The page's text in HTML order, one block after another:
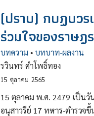
(ปราบ) กบฏบว
ร่วมใจของราษ
บทความ • บทบาท-ผลงาน
รวินทร์ คำโพธิ์ทอง
15 ตุลาคม 2565
15 ตุลาคม พ.ศ. 2479 เป็นวั
อนุสาวรีย์ 17 ทหาร-ตำรวจ